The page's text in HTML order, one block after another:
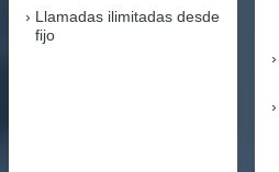
Llamadas ilimitadas desde
fijo